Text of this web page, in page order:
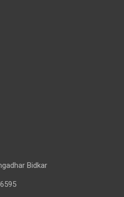
Bidkar